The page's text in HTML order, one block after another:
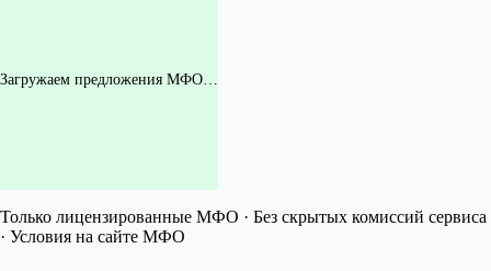
Загружаем предложения МФО…
Только лицензированные МФО · Без скрытых комиссий сервиса
· Условия на сайте МФО